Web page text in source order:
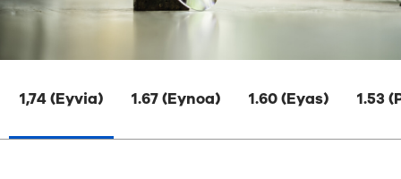
1,74 (Eyvia) 1.67 (Eynoa) 1.60 (Eyas) 1.53